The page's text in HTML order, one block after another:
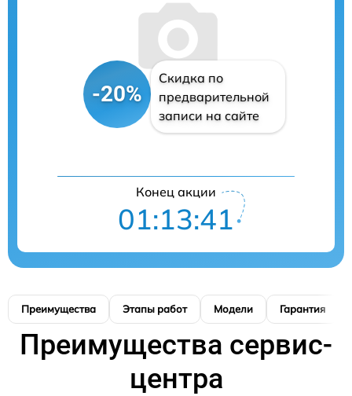
-20%
Скидка по
предварительной
записи на сайте
Конец акции
01:13:41
Преимущества Этапы работ Модели Гарантия
Преимущества сервис-
центра